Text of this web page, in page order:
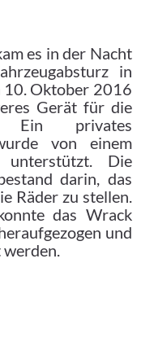
es in der Nacht
in
10. Oktober 2016
Gerät für die
Ein privates
von einem
unterstützt. Die
darin, das
Räder zu stellen.
das Wrack
und
werden.